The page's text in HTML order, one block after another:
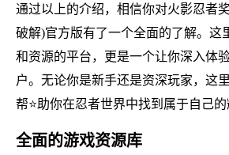
通过以上的介绍，相信你对火影忍者
破解)官方版有了一个全面的了解。这
和资源的平台，更是一个让你深入体
户。无论你是新手还是资深玩家，这
帮⭐助你在忍者世界中找到属于自己的
全面的游戏资源库